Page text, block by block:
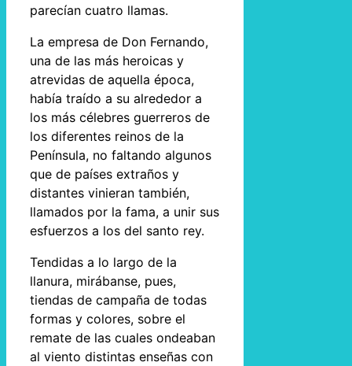
parecían cuatro llamas.
La empresa de Don Fernando,
una de las más heroicas y
atrevidas de aquella época,
había traído a su alrededor a
los más célebres guerreros de
los diferentes reinos de la
Península, no faltando algunos
que de países extraños y
distantes vinieran también,
llamados por la fama, a unir sus
esfuerzos a los del santo rey.
Tendidas a lo largo de la
llanura, mirábanse, pues,
tiendas de campaña de todas
formas y colores, sobre el
remate de las cuales ondeaban
al viento distintas enseñas con